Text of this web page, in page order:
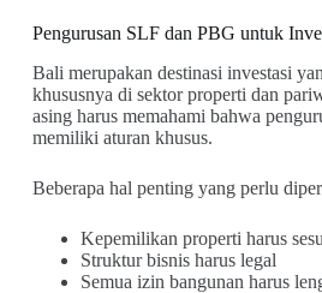
Pengurusan SLF dan PBG untuk
Bali merupakan destinasi investasi
khususnya di sektor properti dan
asing harus memahami bahwa
memiliki aturan khusus.
Beberapa hal penting yang perlu
Kepemilikan properti harus
Struktur bisnis harus legal
Semua izin bangunan harus